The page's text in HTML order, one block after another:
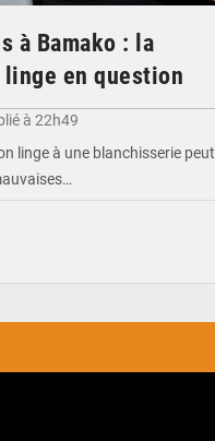
à Bamako : la
en question
à 22h49
linge à une blanchisserie peut